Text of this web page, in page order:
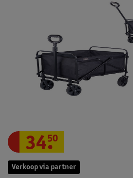
Verkoop via partner
34.
50